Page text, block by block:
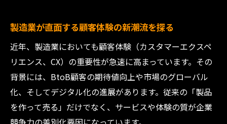
カスタマーエクスペリエンス強化へ製造業が取
製造業で今求められるCX向上の具体的な施
策
カスタマーエクスペリエンス強化へ必要な
製造業の体制
製造業が取り組むべきカスタマーエクスペ
製造業が直面する顧客体験の新潮流を探る
近年、製造業においても顧客体験（カスタマーエクスペ
リエンス、CX）の重要性が急速に高まっています。その
背景には、BtoB顧客の期待値向上や市場のグローバル
化、そしてデジタル化の進展があります。従来の「製品
を作って売る」だけでなく、サービスや体験の質が企業